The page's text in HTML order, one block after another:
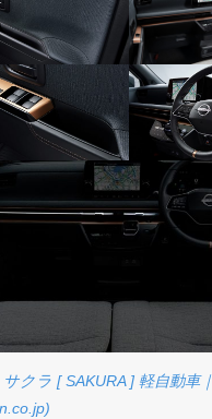
サクラ [ SAKURA ] 軽自動車